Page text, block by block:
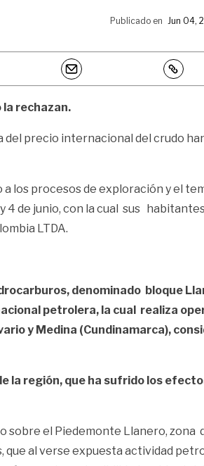
Publicado en Jun 04,
rechazan.
precio internacional del crudo
los procesos de exploración y el
de junio, con la cual sus
LTDA.
denominado bloque
petrolera, la cual realiza
y Medina (Cundinamarca),
la región, que ha sufrido los
sobre el Piedemonte Llanero, zona
al verse expuesta actividad